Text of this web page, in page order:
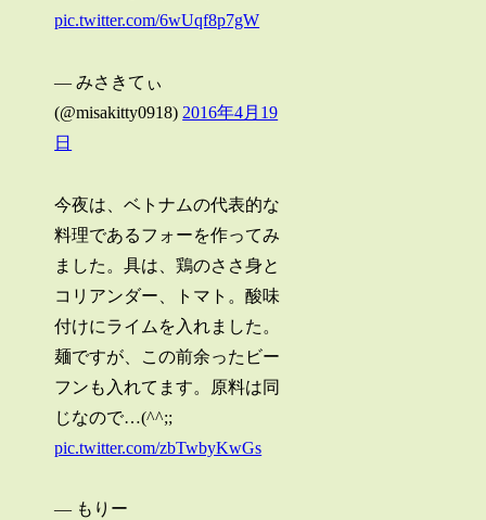
pic.twitter.com/6wUqf8p7gW
— みさきてぃ
(@misakitty0918) 2016年4月19
日
今夜は、ベトナムの代表的な
料理であるフォーを作ってみ
ました。具は、鶏のささ身と
コリアンダー、トマト。酸味
付けにライムを入れました。
麺ですが、この前余ったビー
フンも入れてます。原料は同
じなので…(^^;;
pic.twitter.com/zbTwbyKwGs
— もりー